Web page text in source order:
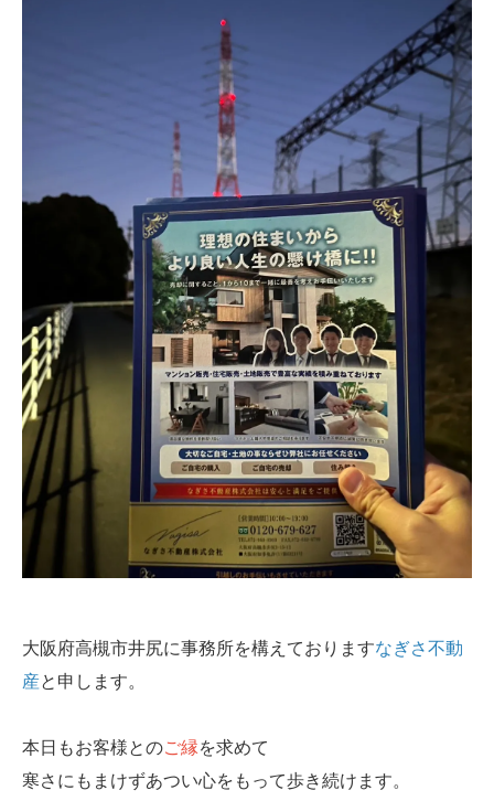
大阪府高槻市井尻に事務所を構えておりますなぎさ不動
産と申します。
本日もお客様とのご縁を求めて
寒さにもまけずあつい心をもって歩き続けます。